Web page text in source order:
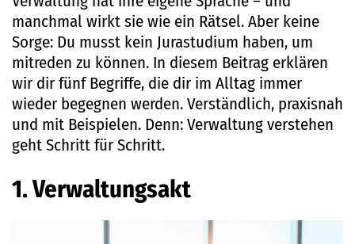
manchmal wirkt sie wie ein Rätsel. Aber keine
Sorge: Du musst kein Jurastudium haben, um
mitreden zu können. In diesem Beitrag erklären
wir dir fünf Begriffe, die dir im Alltag immer
wieder begegnen werden. Verständlich, praxisnah
und mit Beispielen. Denn: Verwaltung verstehen
geht Schritt für Schritt.
1. Verwaltungsakt